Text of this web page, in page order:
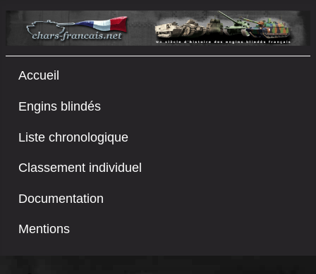
Accueil
Engins blindés
Liste chronologique
Classement individuel
Documentation
Mentions